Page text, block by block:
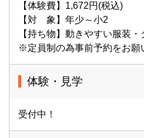
【体験費】1,672円(税込)
【対 象】年少～小2
【持ち物】動きやすい服装
※定員制の為事前予約をお願
体験・見学
受付中！